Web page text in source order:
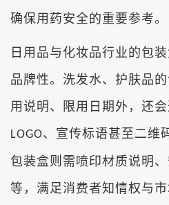
确保用药安全的重要参考。
日用品与化妆品行业的包
品牌性。洗发水、护肤品
用说明、限用日期外，还
LOGO、宣传标语甚至二维
包装盒则需喷印材质说明
等，满足消费者知情权与市